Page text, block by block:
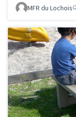
MFR du Lochois